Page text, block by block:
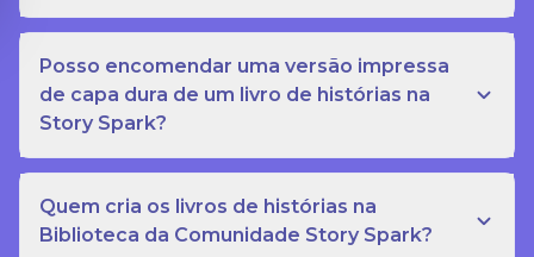
Posso encomendar uma versão impressa
de capa dura de um livro de histórias na
Story Spark?
Quem cria os livros de histórias na
Biblioteca da Comunidade Story Spark?